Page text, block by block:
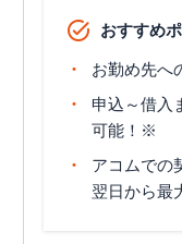
おすすめ
お勤め先へ
申込～借入
可能！※
アコムでの
翌日から最